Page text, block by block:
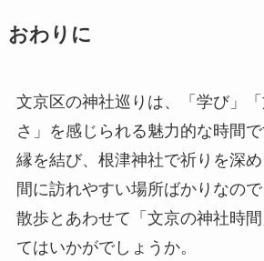
おわりに
文京区の神社巡りは、「学び」
さ」を感じられる魅力的な時間
縁を結び、根津神社で祈りを深
間に訪れやすい場所ばかりなの
散歩とあわせて「文京の神社時
てはいかがでしょうか。